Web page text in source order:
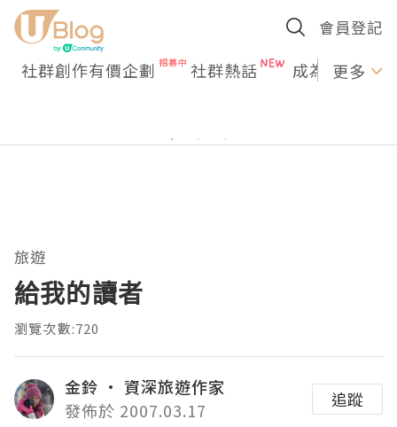
會員登記
社群創作有價企劃 社群熱話 成為U更多
旅遊
給我的讀者
瀏覽次數:720
金鈴 · 資深旅遊作家
發佈於 2007.03.17
追蹤